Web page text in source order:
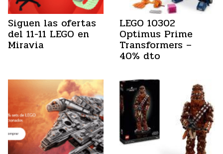
Siguen las ofertas
del 11-11 LEGO en
Miravia
LEGO 10302
Optimus Prime
Transformers –
40% dto